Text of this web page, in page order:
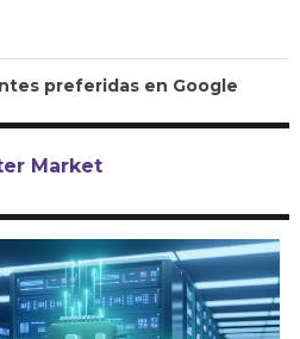
preferidas en Google
Market